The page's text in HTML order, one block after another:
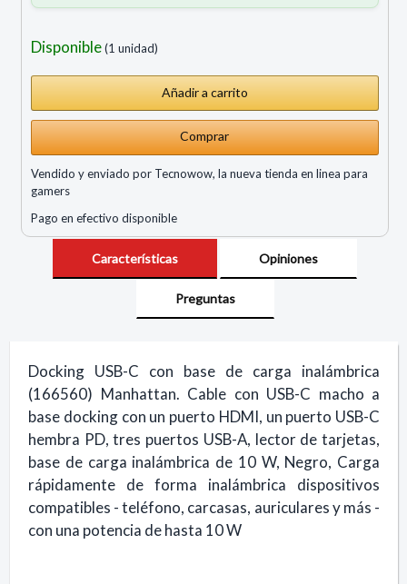
Disponible(1 unidad)
Comprar
Vendido y enviado por Tecnowow, la nueva tienda en linea para
gamers
Pago en efectivo disponible
Características Opiniones
Preguntas
Docking USB-C con base de carga inalámbrica
(166560) Manhattan. Cable con USB-C macho a
base docking con un puerto HDMI, un puerto USB-C
hembra PD, tres puertos USB-A, lector de tarjetas,
base de carga inalámbrica de 10 W, Negro, Carga
rápidamente de forma inalámbrica dispositivos
compatibles - teléfono, carcasas, auriculares y más -
con una potencia de hasta 10 W